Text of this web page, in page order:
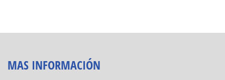
MAS INFORMACIÓN